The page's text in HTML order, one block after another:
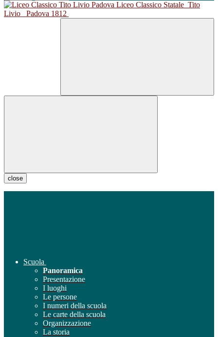
Liceo Classico Statale Tito
Livio
Padova 1812
close
Scuola
Panoramica
Presentazione
I luoghi
Le persone
I numeri della scuola
Le carte della scuola
Organizzazione
La storia